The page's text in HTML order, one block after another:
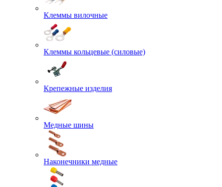
Клеммы вилочные
Клеммы кольцевые (силовые)
Крепежные изделия
Медные шины
Наконечники медные